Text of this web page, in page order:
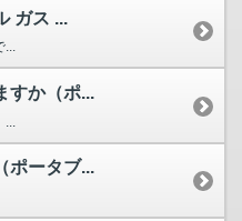
ガス ...
...
すか（ポ...
ポータブ...